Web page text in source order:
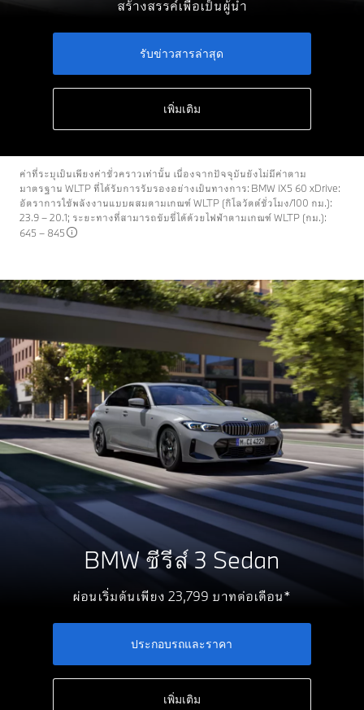
สร้างสรรค์เพื่อเป็นผู้นำ
รับข่าวสารล่าสุด
เพิ่มเติม
ค่าที่ระบุเป็นเพียงค่าชั่วคราวเท่านั้น เนื่องจากปัจจุบันยังไม่มีค่าตาม
มาตรฐาน WLTP ที่ได้รับการรับรองอย่างเป็นทางการ: BMW iX5 60 xDrive:
อัตราการใช้พลังงานแบบผสมตามเกณฑ์ WLTP (กิโลวัตต์ชั่วโมง/100 กม.):
23.9 – 20.1; ระยะทางที่สามารถขับขี่ได้ด้วยไฟฟ้าตามเกณฑ์ WLTP (กม.):
645 – 845
BMW ซีรีส์ 3 Sedan
ผ่อนเริ่มต้นเพียง 23,799 บาทต่อเดือน*
ประกอบรถและราคา
เพิ่มเติม